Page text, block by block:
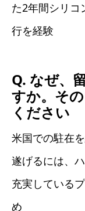
た2年間シリコ
行を経験
Q. なぜ、
すか。そ
ください
米国での駐在
遂げるには、
充実している
め